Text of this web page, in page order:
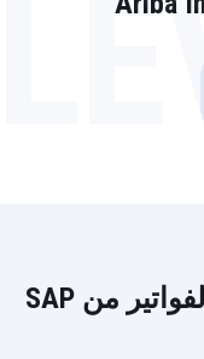
الإمكانيات الرئيسية لإدارة الفواتير من SAP